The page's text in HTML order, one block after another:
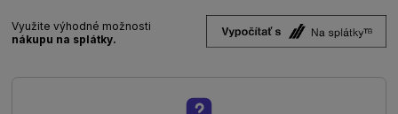
Využite výhodné možnosti
nákupu na splátky.